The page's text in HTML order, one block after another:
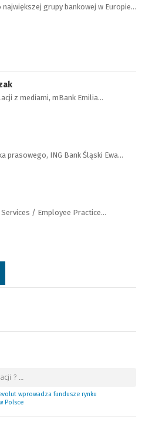
największej grupy bankowej w Europie…
z mediami, mBank Emilia…
prasowego, ING Bank Śląski Ewa…
/ Employee Practice…
? …
wprowadza fundusze rynku
Polsce